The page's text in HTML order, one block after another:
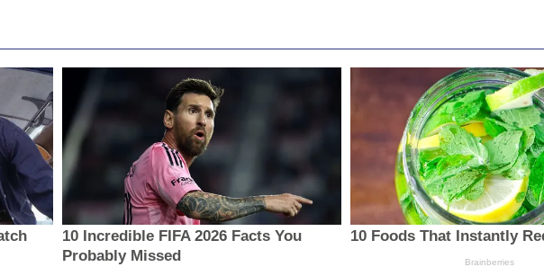
10 Incredible FIFA 2026 Facts You
Probably Missed
10 Foods That Instantly
Brainberries